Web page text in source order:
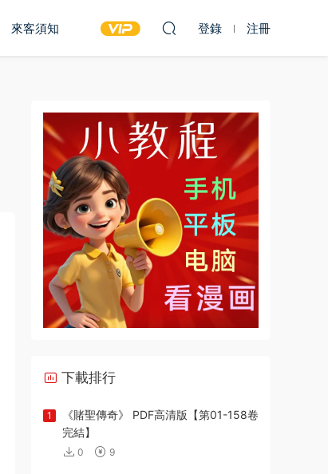
來客須知 登錄 注冊
下載排行
1
《賭聖傳奇》 PDF高清版【第01-158卷
完結】
0 9